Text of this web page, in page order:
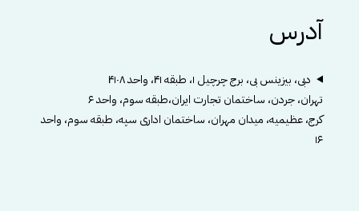
آدرس
دبی، بیزینس بی، برج چرچیل ۱، طبقه ۴۱، واحد ۴۱۰۸
تهران، جردن، ساختمان تجارت ایران،طبقه سوم، واحد ۶
کرج، عظیمیه، میدان مهران، ساختمان اداری سپه، طبقه سوم، واحد
۱۶